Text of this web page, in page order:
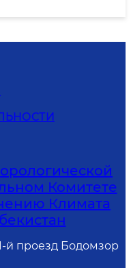
Комитете
Климата
й проезд Бодомзор